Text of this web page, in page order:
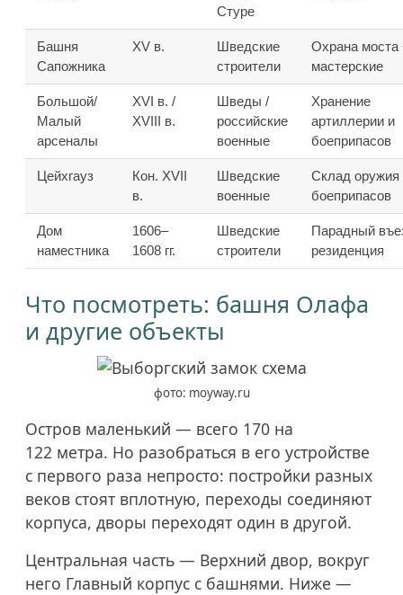
Стуре
Башня
Сапожника
XV в.
Шведские
строители
Охрана моста
мастерские
Большой/
Малый
арсеналы
XVI в. /
XVIII в.
Шведы /
российские
военные
Хранение
артиллерии и
боеприпасов
Цейхгауз
Кон. XVII
в.
Шведские
военные
Склад оружия
боеприпасов
Дом
наместника
1606–
1608 гг.
Шведские
строители
Парадный
резиденция
Что посмотреть: башня Олафа
и другие объекты
фото: moyway.ru
Остров маленький — всего 170 на
122 метра. Но разобраться в его устройстве
с первого раза непросто: постройки разных
веков стоят вплотную, переходы соединяют
корпуса, дворы переходят один в другой.
Центральная часть — Верхний двор, вокруг
него Главный корпус с башнями. Ниже —